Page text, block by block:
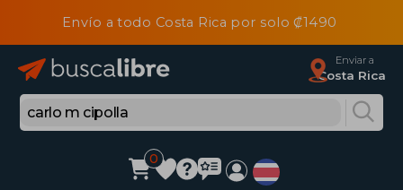
Envío a todo Costa Rica por solo ₡1490
Enviar a
Costa Rica
0